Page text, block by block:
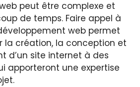
peut être complexe et
de temps. Faire appel à
web permet
la création, la conception et
d’un site internet à des
apporteront une expertise